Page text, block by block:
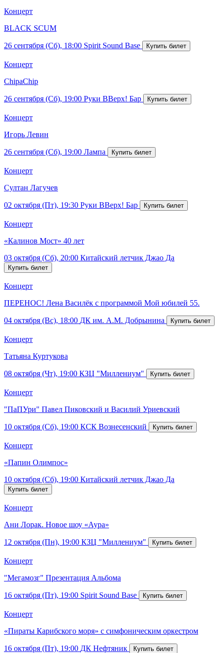
Концерт
BLACK SCUM
26 сентября (Сб), 18:00 Spirit Sound Base
Концерт
ChipaChip
26 сентября (Сб), 19:00 Руки ВВерх! Бар
Концерт
Игорь Левин
26 сентября (Сб), 19:00 Лампа
Концерт
Султан Лагучев
02 октября (Пт), 19:30 Руки ВВерх! Бар
Концерт
«Калинов Мост» 40 лет
03 октября (Сб), 20:00 Китайский летчик Джао Да
Концерт
ПЕРЕНОС! Лена Василёк с программой Мой юбилей 55.
04 октября (Вс), 18:00 ДК им. А.М. Добрынина
Концерт
Татьяна Куртукова
08 октября (Чт), 19:00 КЗЦ "Миллениум"
Концерт
"ПаПУри" Павел Пиковский и Василий Уриевский
10 октября (Сб), 19:00 КСК Вознесенский
Концерт
«Папин Олимпос»
10 октября (Сб), 19:00 Китайский летчик Джао Да
Концерт
Ани Лорак. Новое шоу «Аура»
12 октября (Пн), 19:00 КЗЦ "Миллениум"
Концерт
"Мегамозг" Презентация Альбома
16 октября (Пт), 19:00 Spirit Sound Base
Концерт
«Пираты Карибского моря» с симфоническим оркестром
16 октября (Пт), 19:00 ДК Нефтяник